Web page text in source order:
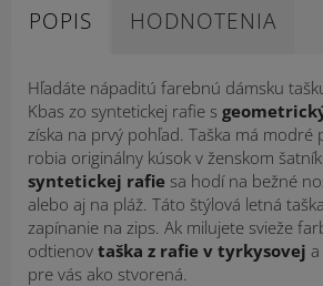
POPIS HODNOTENIA
Hľadáte nápaditú farebnú dámsku
Kbas zo syntetickej rafie s
získa na prvý pohľad. Taška má modré
robia originálny kúsok v ženskom
syntetickej rafie sa hodí na bežné
alebo aj na pláž. Táto štýlová letná
zapínanie na zips. Ak milujete svieže
odtienov taška z rafie v tyrkysovej
pre vás ako stvorená.